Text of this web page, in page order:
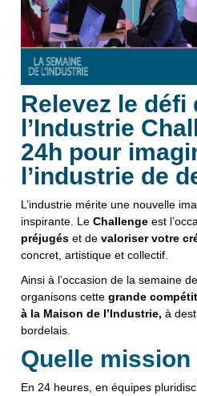
Relevez le défi
l’Industrie
24h pour
l’industrie de
L’industrie mérite une nouvelle
inspirante. LeChallenge est
préjugés et devaloriser votre
concret, artistique et collectif.
Ainsi à l’occasion de la semaine
organisons cettegrande
à la Maison de l’Industrie, à
bordelais.
Quelle mission
En 24 heures, en équipes